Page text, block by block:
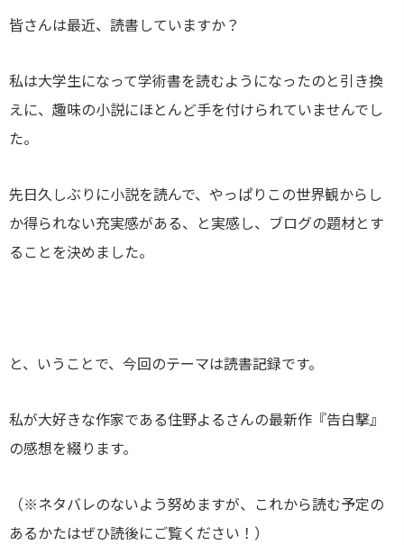
皆さんは最近、読書していますか？
私は大学生になって学術書を読むようになったのと引き換
えに、趣味の小説にほとんど手を付けられていませんでし
た。
先日久しぶりに小説を読んで、やっぱりこの世界観からし
か得られない充実感がある、と実感し、ブログの題材とす
ることを決めました。
と、いうことで、今回のテーマは読書記録です。
私が大好きな作家である住野よるさんの最新作『告白撃』
の感想を綴ります。
（※ネタバレのないよう努めますが、これから読む予定の
あるかたはぜひ読後にご覧ください！）